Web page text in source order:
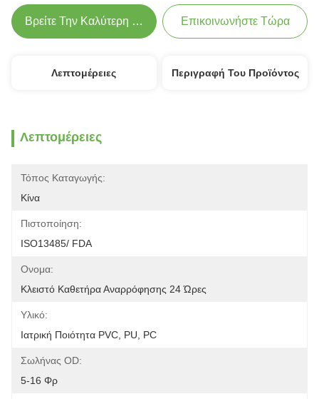
Βρείτε Την Καλύτερη Τιμή Επικοινωνήστε Τώρα
Λεπτομέρειες Περιγραφή Του Προϊόντος
Λεπτομέρειες
Τόπος Καταγωγής:
Κίνα
Πιστοποίηση:
ISO13485/ FDA
Ονομα:
Κλειστό Καθετήρα Αναρρόφησης 24 Ώρες
Υλικό:
Ιατρική Ποιότητα PVC, PU, PC
Σωλήνας OD:
5-16 Φρ